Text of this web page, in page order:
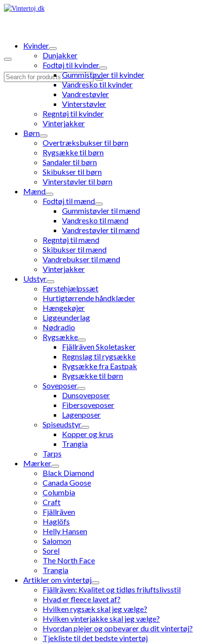
Search
Kvinder
Dunjakker
Fodtøj til kvinder
Gummistøvler til kvinder
Vandresko til kvinder
Vandrestøvler
Vinterstøvler
Regntøj til kvinder
Vinterjakker
Børn
Overtræksbukser til børn
Rygsække til børn
Sandaler til børn
Skibukser til børn
Vinterstøvler til børn
Mænd
Fodtøj til mænd
Gummistøvler til mænd
Vandresko til mænd
Vandrestøvler til mænd
Regntøj til mænd
Skibukser til mænd
Vandrebukser til mænd
Vinterjakker
Udstyr
Førstehjælpssæt
Hurtigtørrende håndklæder
Hængekøjer
Liggeunderlag
Nødradio
Rygsække
Fjällräven Skoletasker
Regnslag til rygsække
Rygsække fra Eastpak
Rygsække til børn
Soveposer
Dunsoveposer
Fibersoveposer
Lagenposer
Spiseudstyr
Kopper og krus
Trangia
Tarps
Mærker
Black Diamond
Canada Goose
Columbia
Craft
Fjällräven
Haglöfs
Helly Hansen
Salomon
Sorel
The North Face
Trangia
Artikler om vintertøj
Fjällräven: Kvalitet og tidløs friluftslivsstil
Hvad er fleece lavet af?
Hvilken rygsæk skal jeg vælge?
Hvilken vinterjakke skal jeg vælge?
Hvordan plejer og opbevarer du dit vintertøj?
Tjekliste til det bedste vintertøj